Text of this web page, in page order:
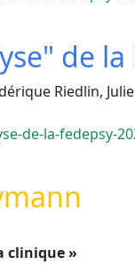
de la
Riedlin,
de-la-fedepsy-
clinique »